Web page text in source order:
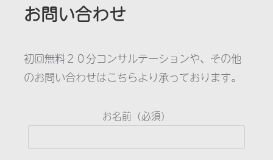
お問い合わせ
初回無料２０分コンサルテーションや、その他
のお問い合わせはこちらより承っております。
お名前（必須）